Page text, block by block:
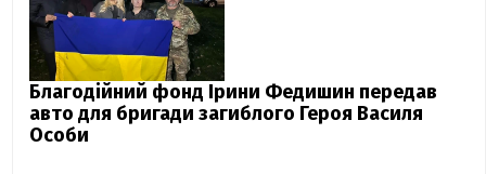
Благодійний фонд Ірини Федишин передав
авто для бригади загиблого Героя Василя
Особи